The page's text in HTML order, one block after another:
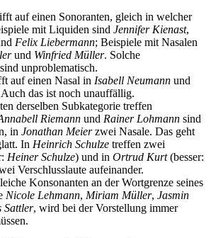
auf einen Sonoranten, gleich in welcher
mit Liquiden sind Jennifer Kienast,
Felix Liebermann; Beispiele mit Nasalen
und Winfried Müller. Solche
unproblematisch.
auf einen Nasal in Isabell Neumann und
das ist noch unauffällig.
derselben Subkategorie treffen
ll Riemann und Rainer Lohmann sind
in Jonathan Meierzwei Nasale. Das geht
In Heinrich Schulze treffen zwei
Heiner Schulze) und in Ortrud Kurt(besser:
Verschlusslaute aufeinander.
Konsonanten an der Wortgrenze seines
Nicole Lehmann, Miriam Müller, Jasmin
Sattler, wird bei der Vorstellung immer